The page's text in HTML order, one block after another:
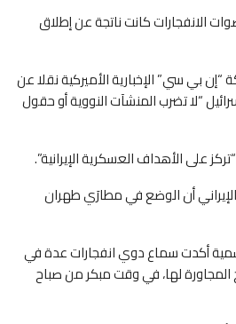
الانفجارات كانت ناتجة عن إطلاق
بي سي” الإخبارية الأميركية نقلا عن
“لا تضرب المنشآت النووية أو حقول
على الأهداف العسكرية الإيرانية”.
أن الوضع في مطارَي طهران
أكدت سماع دوي انفجارات عدة في
لها، في وقت مبكر من صباح